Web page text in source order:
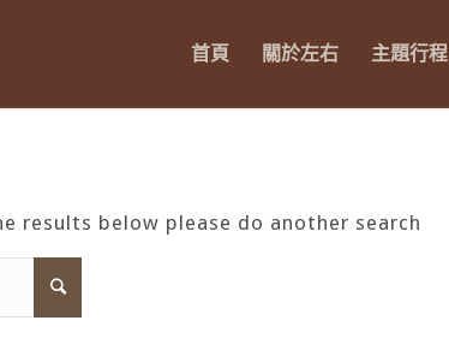
首頁 關於左右 主題行程
results below please do another search